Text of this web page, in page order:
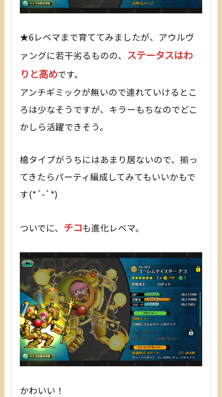
★6レベマまで育ててみましたが、アウルヴ
ァングに若干劣るものの、 ステータスはわ
りと高めです。
アンチギミックが無いので連れていけるとこ
ろは少なそうですが、キラーもちなのでどこ
かしら活躍できそう。
槍タイプがうちにはあまり居ないので、揃っ
てきたらパーティ編成してみてもいいかもで
す(*´-`*)
ついでに、 チコも進化レベマ。
かわいい！